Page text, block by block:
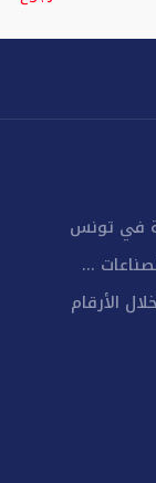
في تونس
...
الأرقام